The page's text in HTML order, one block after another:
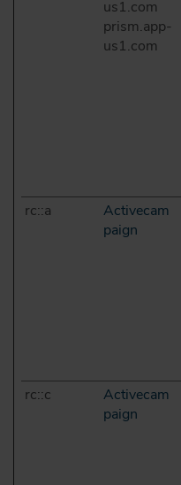
us1.com
prism.app-
us1.com
rc::a
Activecam
paign
rc::c
Activecam
paign